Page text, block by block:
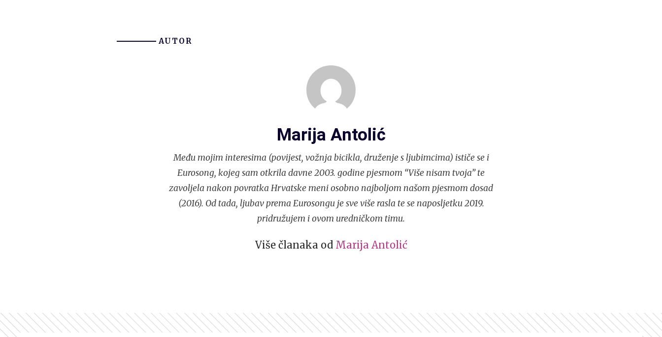
AUTOR
Marija Antolić
Među mojim interesima (povijest, vožnja bicikla, druženje s ljubimcima) ističe se i
Eurosong, kojeg sam otkrila davne 2003. godine pjesmom “Više nisam tvoja” te
zavoljela nakon povratka Hrvatske meni osobno najboljom našom pjesmom dosad
(2016). Od tada, ljubav prema Eurosongu je sve više rasla te se naposljetku 2019.
pridružujem i ovom uredničkom timu.
Više članaka od Marija Antolić